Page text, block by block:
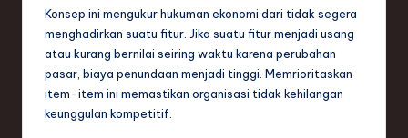
Konsep ini mengukur hukuman ekonomi dari tidak segera
menghadirkan suatu fitur. Jika suatu fitur menjadi usang
atau kurang bernilai seiring waktu karena perubahan
pasar, biaya penundaan menjadi tinggi. Memrioritaskan
item-item ini memastikan organisasi tidak kehilangan
keunggulan kompetitif.